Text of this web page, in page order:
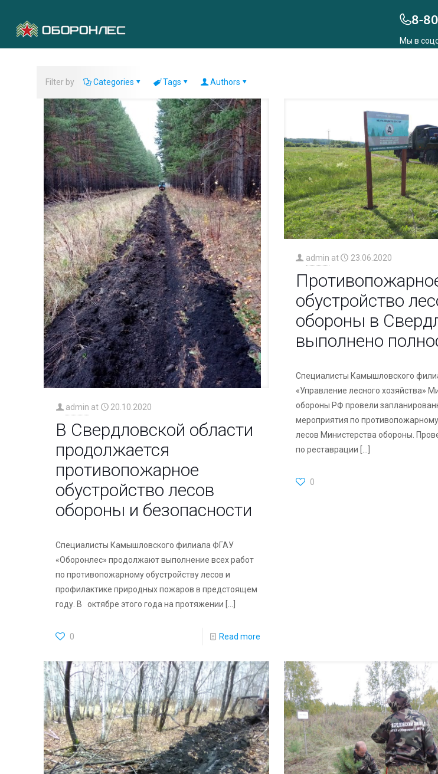
8-
Мы в
Filter by Categories Tags Authors
admin at 20.10.2020
В Свердловской области
продолжается
противопожарное
обустройство лесов
обороны и безопасности
Специалисты Камышловского филиала ФГАУ
«Оборонлес» продолжают выполнение всех работ
по противопожарному обустройству лесов и
профилактике природных пожаров в предстоящем
году. В октябре этого года на протяжении
0 Read more
admin at 23.06.2020
обустройство
обороны в
выполнено
Специалисты Камышловского
«Управление лесного хозяйства»
обороны РФ провели
мероприятия по противопожарному
лесов Министерства обороны.
по реставрации
0